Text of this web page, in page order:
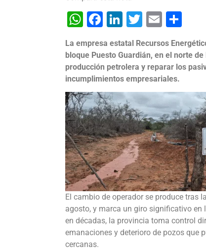
WhatsApp
Facebook
LinkedIn
Twitter
Email
La empresa estatal Recursos
bloque Puesto Guardián, en el norte
producción petrolera y reparar los
incumplimientos empresariales.
El cambio de operador se produce tras
agosto, y marca un giro significativo
en décadas, la provincia toma control
emanaciones y deterioro de pozos que
cercanas.